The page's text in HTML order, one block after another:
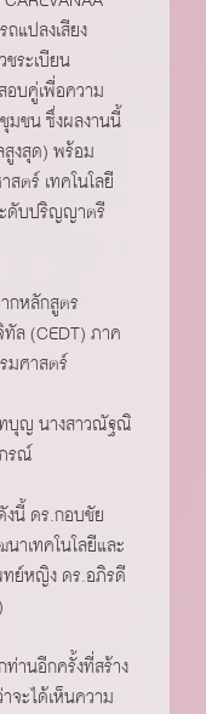
แปลงเสียง
ระเบียน
บคู่เพื่อความ
มชน ซึ่งผลงานนี้
สูงสุด) พร้อม
ตร์ เทคโนโลยี
ดับปริญญาตรี
กหลักสูตร
ล (CEDT) ภาค
มศาสตร์
บุญ นางสาวณัฐณิ
รณ์
นี้ ดร.กอบชัย
าเทคโนโลยีและ
ย์หญิง ดร.อภิรดี
านอีกครั้งที่สร้าง
จะได้เห็นความ